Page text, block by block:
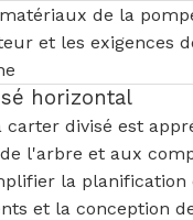
de la
et les exigences
horizontal
divisé est
l'arbre et aux
la planification
et la conception